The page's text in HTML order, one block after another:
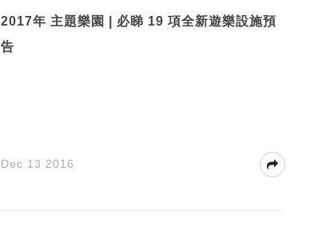
2017年 主題樂園 | 必睇 19 項全新遊樂設施預
告
Dec 13 2016